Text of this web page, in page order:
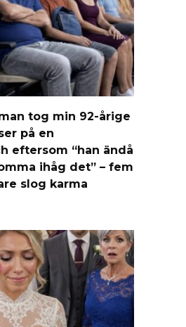
tog min 92-årige
på en
eftersom “han ändå
ihåg det” – fem
slog karma